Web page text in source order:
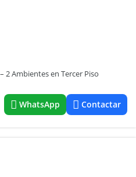
2 Ambientes en Tercer Piso
WhatsApp Contactar